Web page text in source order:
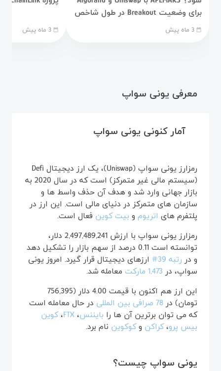
برای وضعیت Breakout در طول شاخص
date_range 3 ماه پیش date_range 3 ماه پیش
معرفی یونی سواپ
آمار کنونی یونی سواپ
رمزارز یونی سواپ (Uniswap)، یک ارز دیجیتال Defi
(سیستم مالی غیر متمرکز) است که در سال 2020 به
بازار جهانی وارد شد و هدف آن حذف واسط ها و
سازمان های متمرکز در دنیای مالی است. این ارز در
پلتفرم های اتریوم و بیت کوین فعال است.
رمزارز یونی سواپ با ارزش 2,497,489,241 دلار،
توانسته است 0.11 درصد از سهم بازار را تشکیل دهد
و در رتبه 39#
ارزهای دیجیتال قرار گیرد. امروز یونی
سواپ، در 1,473 مارکت
معامله شد.
این ارز هم اکنون با قیمت 4.00 دلار (756,395
تومان) در 78 صرافی بین المللی
در حال معامله است
که می توان برترین آن ها را بایننس، FTX،کوین
بیس پرو،کراکن وکوکوین نام برد.
یونی سواپ چیست؟